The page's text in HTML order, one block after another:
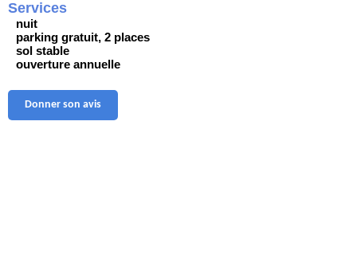
Services
nuit
parking gratuit, 2 places
sol stable
ouverture annuelle
Donner son avis